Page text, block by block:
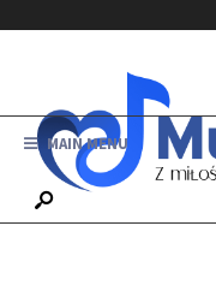
MAIN MENU